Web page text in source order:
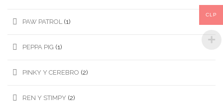
PAW PATROL (1)
PEPPA PIG (1)
PINKY Y CEREBRO (2)
REN Y STIMPY (2)
CLP